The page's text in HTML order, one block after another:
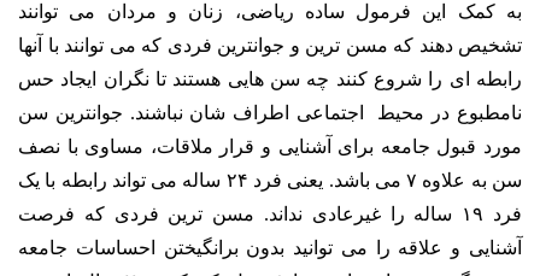
به کمک این فرمول ساده ریاضی، زنان و مردان می توانند
تشخیص دهند که مسن ترین و جوانترین فردی که می توانند با آنها
رابطه ای را شروع کنند چه سن هایی هستند تا نگران ایجاد حس
نامطبوع در محیط اجتماعی اطراف شان نباشند. جوانترین سن
مورد قبول جامعه برای آشنایی و قرار ملاقات، مساوی با نصف
سن به علاوه ۷ می باشد. یعنی فرد ۲۴ ساله می تواند رابطه با یک
فرد ۱۹ ساله را غیرعادی نداند. مسن ترین فردی که فرصت
آشنایی و علاقه را می توانید بدون برانگیختن احساسات جامعه